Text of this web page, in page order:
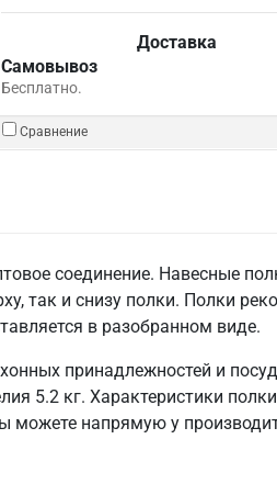
Доставка
Самовывоз
Бесплатно.
Сравнение
соединение. Навесные
так и снизу полки. Полки
в разобранном виде.
принадлежностей и
5.2 кг. Характеристики
можете напрямую у